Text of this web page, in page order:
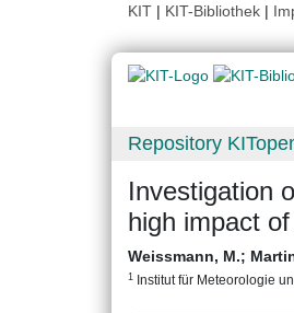
KIT | KIT-Bibliothek |
Repository
Investigation
high impact
Weissmann, M.;
1 Institut für Meteorologie